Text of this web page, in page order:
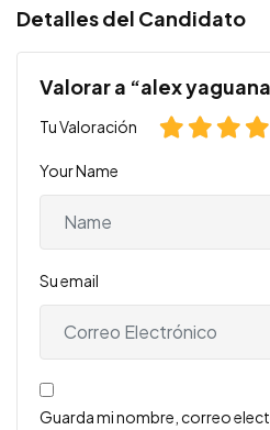
Detalles del Candidato
Valorar a “alex
Tu Valoración
Your Name
Su email
Guarda mi nombre, correo